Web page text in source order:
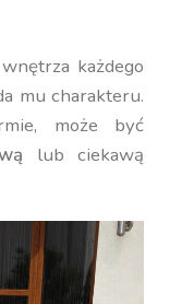
każdego
mu charakteru.
może być
lub ciekawą